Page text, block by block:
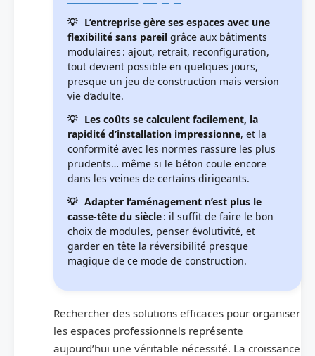
L’entreprise gère ses espaces avec une
flexibilité sans pareil grâce aux bâtiments
modulaires : ajout, retrait, reconfiguration,
tout devient possible en quelques jours,
presque un jeu de construction mais version
vie d’adulte.
Les coûts se calculent facilement, la
rapidité d’installation impressionne, et la
conformité avec les normes rassure les plus
prudents… même si le béton coule encore
dans les veines de certains dirigeants.
Adapter l’aménagement n’est plus le
casse-tête du siècle: il suffit de faire le bon
choix de modules, penser évolutivité, et
garder en tête la réversibilité presque
magique de ce mode de construction.
Rechercher des solutions efficaces pour organiser
les espaces professionnels représente
aujourd’hui une véritable nécessité. La croissance